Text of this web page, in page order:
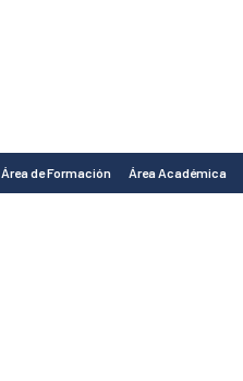
Área de Formación Área Académica